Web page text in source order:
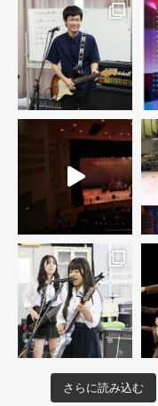
さらに読み込む